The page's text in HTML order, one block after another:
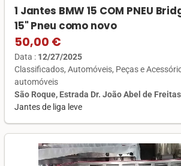
1 Jantes BMW 15 COM PNEU
15" Pneu como novo
50,00 €
Data : 12/27/2025
Classificados Automóveis Peças e
automóveis
São Roque, Estrada Dr. João Abel de Freitas
Jantes de liga leve